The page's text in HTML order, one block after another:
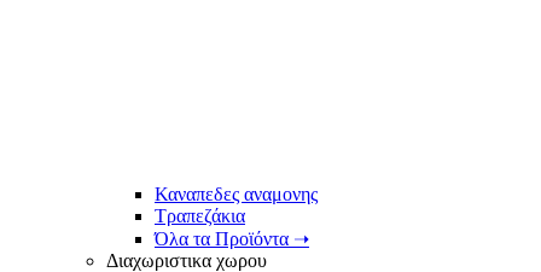
Καναπεδες αναμονης
Τραπεζάκια
Όλα τα Προϊόντα ➝
Διαχωριστικα χωρου